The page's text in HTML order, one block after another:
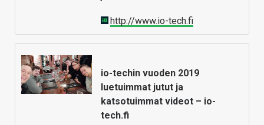
http://www.io-tech.fi
io-techin vuoden 2019
luetuimmat jutut ja
katsotuimmat videot – io-
tech.fi